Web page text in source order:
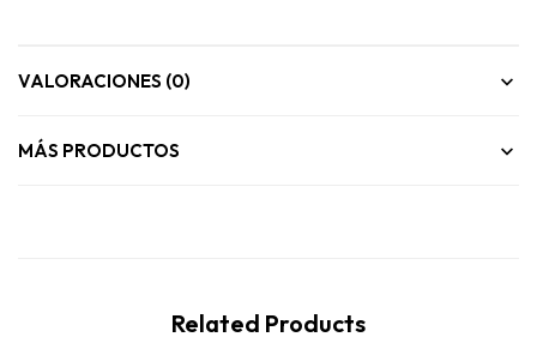
VALORACIONES (0)
MÁS PRODUCTOS
Related Products